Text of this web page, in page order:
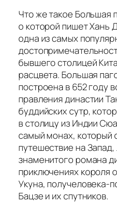
Что же такое Большая
о которой пишет Хань
одна из самых
бывшего столицей
расцвета. Большая
построена в 652 году
правления династии
буддийских сутр,
в столицу из Индии
самый монах, который
путешествие на
знаменитого романа
приключениях короля
Укуна, получеловека-
Бацзе и их спутников.